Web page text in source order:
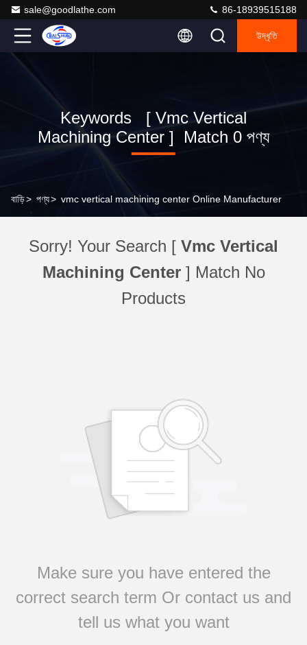
sale@goodlathe.com 86-18939515188
উদ্ধৃতি
Keywords [ Vmc Vertical
Machining Center ] Match 0 পণ্য
বাড়ি> পণ্য> vmc vertical machining center Online Manufacturer
Sorry! Your Search [ Vmc Vertical
Machining Center] Match No
Products
Make sure you have entered the
correct search term Or contact us and
tell us what you want